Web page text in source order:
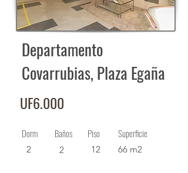
Departamento
Covarrubias, Plaza Egaña
UF6.000
Dorm
2
Baños
2
Piso
12
Superficie
66 m2